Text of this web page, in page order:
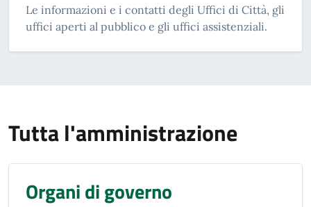
Le informazioni e i contatti degli Uffici di Città, gli
uffici aperti al pubblico e gli uffici assistenziali.
Tutta l'amministrazione
Organi di governo